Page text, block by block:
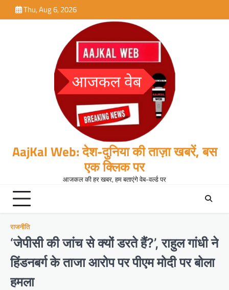
to
Thu, Aug 6, 2026
AajKal Web: देश-दुनिया की ताज़ा खबरें, बस
एक क्लिक पर
आजकल की हर खबर, हम बताएंगे वेब-वर्ल्ड पर
राजनीति
‘जेपीसी की जांच से क्यों डरते हैं?’, राहुल गांधी ने
हिंडनबर्ग के ताजा आरोप पर पीएम मोदी पर बोला
हमला